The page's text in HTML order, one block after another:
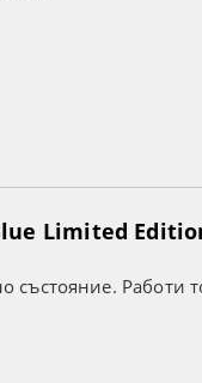
Limited
състояние. Работи